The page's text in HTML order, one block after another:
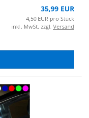
35,99 EUR
4,50 EUR pro Stück
inkl. MwSt. zzgl. Versand